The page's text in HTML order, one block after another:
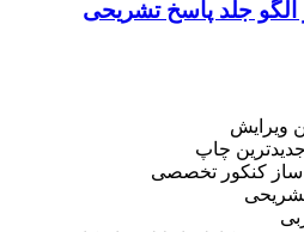
الگو جلد پاسخ تشریحی
ویرایش
چاپ
ساز کنکور تخصصی